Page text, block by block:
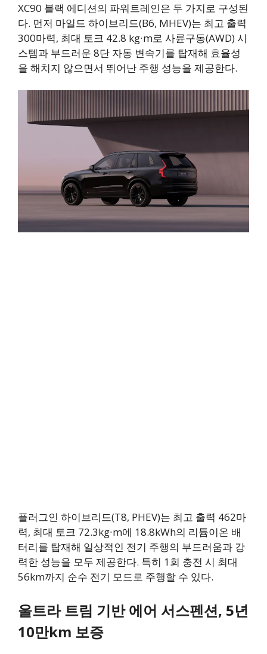
XC90 블랙 에디션의 파워트레인은 두 가지로 구성된
다. 먼저 마일드 하이브리드(B6, MHEV)는 최고 출력
300마력, 최대 토크 42.8 kg∙m로 사륜구동(AWD) 시
스템과 부드러운 8단 자동 변속기를 탑재해 효율성
을 해치지 않으면서 뛰어난 주행 성능을 제공한다.
플러그인 하이브리드(T8, PHEV)는 최고 출력 462마
력, 최대 토크 72.3kg∙m에 18.8kWh의 리튬이온 배
터리를 탑재해 일상적인 전기 주행의 부드러움과 강
력한 성능을 모두 제공한다. 특히 1회 충전 시 최대
56km까지 순수 전기 모드로 주행할 수 있다.
울트라 트림 기반 에어 서스펜션, 5년
10만km 보증